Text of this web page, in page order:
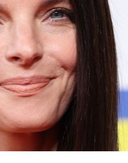
Promiflash